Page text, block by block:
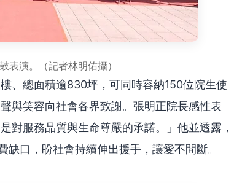
表演。（記者林明佑攝）
、總面積逾830坪，可同時容納150位院生使
與笑容向社會各界致謝。張明正院長感性表
對服務品質與生命尊嚴的承諾。」他並透露，
口，盼社會持續伸出援手，讓愛不間斷。